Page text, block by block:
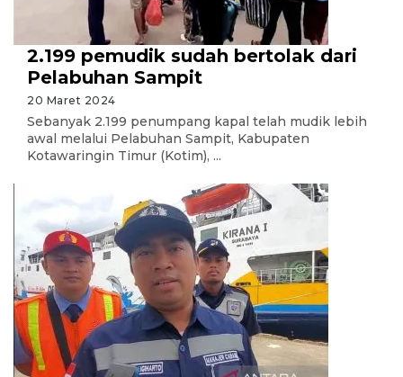
2.199 pemudik sudah bertolak dari
Pelabuhan Sampit
20 Maret 2024
Sebanyak 2.199 penumpang kapal telah mudik lebih
awal melalui Pelabuhan Sampit, Kabupaten
Kotawaringin Timur (Kotim), ...